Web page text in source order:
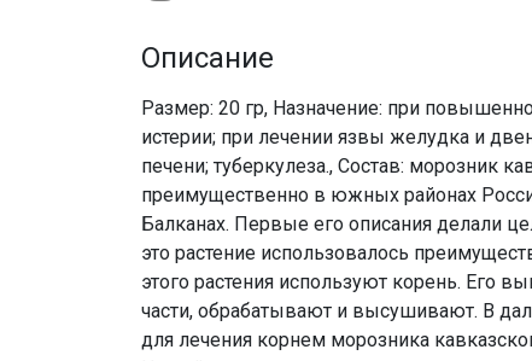
Описание
Размер: 20 гр, Назначение: при
истерии; при лечении язвы желудка и
печени; туберкулеза., Состав: морозник
преимущественно в южных районах
Балканах. Первые его описания делали
это растение использовалось
этого растения используют корень. Его
части, обрабатывают и высушивают. В
для лечения корнем морозника